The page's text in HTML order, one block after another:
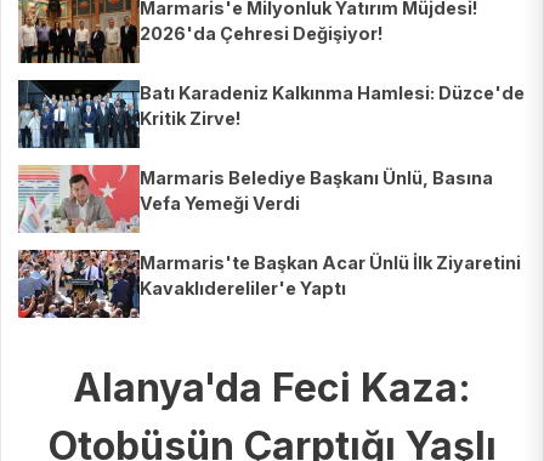
Marmaris'e Milyonluk Yatırım Müjdesi!
2026'da Çehresi Değişiyor!
Batı Karadeniz Kalkınma Hamlesi: Düzce'de
Kritik Zirve!
Marmaris Belediye Başkanı Ünlü, Basına
Vefa Yemeği Verdi
Marmaris'te Başkan Acar Ünlü İlk Ziyaretini
Kavaklıdereliler'e Yaptı
Alanya'da Feci Kaza:
Otobüsün Çarptığı Yaşlı